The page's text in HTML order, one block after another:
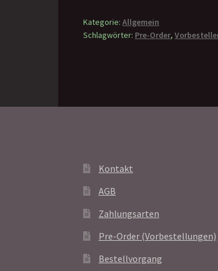
Kategorie:Allgemein
Schlagwörter: Pre-Order,
Kontakt
AGB
Zahlungsarten
Pre-Order (Vorbestellungen)
Bestellvorgang